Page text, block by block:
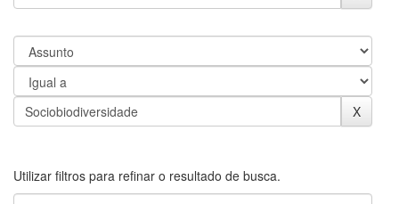
Utilizar filtros para refinar o resultado de busca.